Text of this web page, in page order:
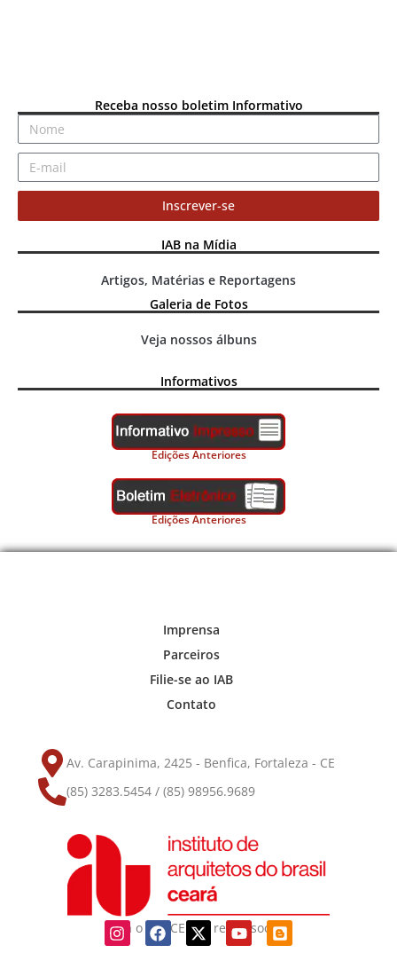
Receba nosso boletim Informativo
Inscrever-se
IAB na Mídia
Artigos, Matérias e Reportagens
Galeria de Fotos
Veja nossos álbuns
Informativos
Edições Anteriores
Edições Anteriores
Siga o IAB-CE nas redes sociais
Imprensa
Parceiros
Filie-se ao IAB
Contato
Av. Carapinima, 2425 - Benfica, Fortaleza - CE
(85) 3283.5454 / (85) 98956.9689